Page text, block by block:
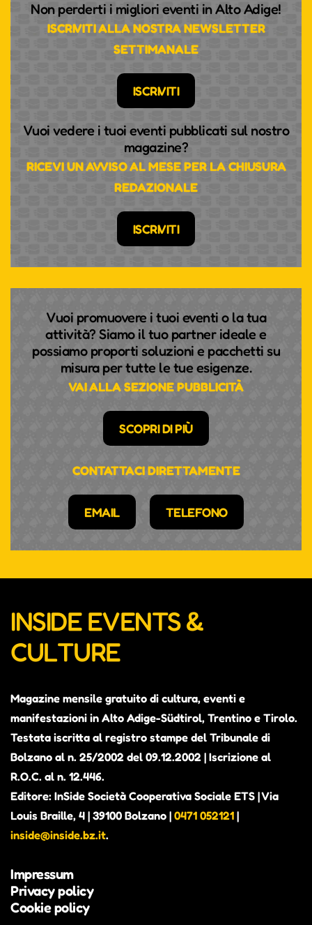
Non perderti i migliori eventi in Alto Adige!
ISCRIVITI ALLA NOSTRA NEWSLETTER
SETTIMANALE
ISCRIVITI
Vuoi vedere i tuoi eventi pubblicati sul nostro
magazine?
RICEVI UN AVVISO AL MESE PER LA CHIUSURA
REDAZIONALE
ISCRIVITI
Vuoi promuovere i tuoi eventi o la tua
attività? Siamo il tuo partner ideale e
possiamo proporti soluzioni e pacchetti su
misura per tutte le tue esigenze.
VAI ALLA SEZIONE PUBBLICITÀ
SCOPRI DI PIÙ
CONTATTACI DIRETTAMENTE
EMAIL TELEFONO
INSIDE EVENTS &
CULTURE
Magazine mensile gratuito di cultura, eventi e
manifestazioni in Alto Adige-Südtirol, Trentino e Tirolo.
Testata iscritta al registro stampe del Tribunale di
Bolzano al n. 25/2002 del 09.12.2002 | Iscrizione al
R.O.C. al n. 12.446.
Editore: InSide Società Cooperativa Sociale ETS | Via
Louis Braille, 4 | 39100 Bolzano | 0471 052121 |
inside@inside.bz.it.
Impressum
Privacy policy
Cookie policy